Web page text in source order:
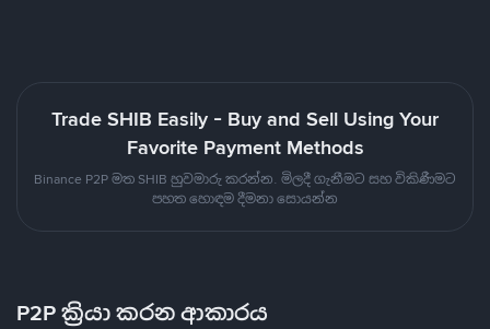
Trade SHIB Easily - Buy and Sell Using Your
Favorite Payment Methods
Binance P2P මත SHIB හුවමාරු කරන්න. මිලදී ගැනීමට සහ විකිණීමට
පහත හොඳම දීමනා සොයන්න
P2P ක්‍රියා කරන ආකාරය